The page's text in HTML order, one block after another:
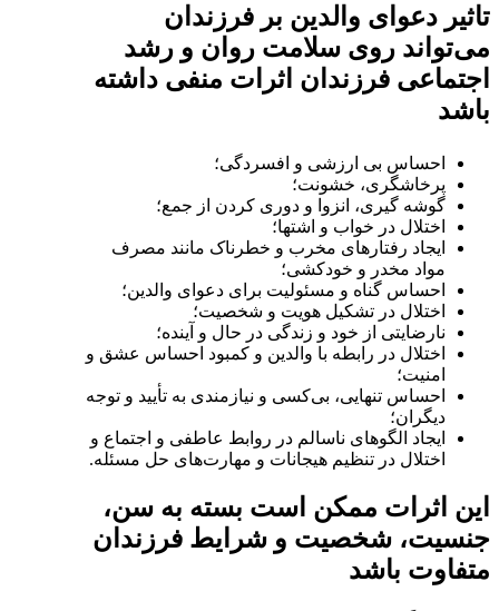
تاثیر دعوای والدین بر فرزندان
می‌تواند روی سلامت روان و رشد
اجتماعی فرزندان اثرات منفی داشته
باشد
احساس بی ارزشی و افسردگی؛
پرخاشگری، خشونت؛
گوشه گیری، انزوا و دوری کردن از جمع؛
اختلال در خواب و اشتها؛
ایجاد رفتارهای مخرب و خطرناک مانند مصرف
مواد مخدر و خودکشی؛
احساس گناه و مسئولیت برای دعوای والدین؛
اختلال در تشکیل هویت و شخصیت؛
نارضایتی از خود و زندگی در حال و آینده؛
اختلال در رابطه با والدین و کمبود احساس عشق و
امنیت؛
احساس تنهایی، بی‌کسی و نیازمندی به تأیید و توجه
دیگران؛
ایجاد الگوهای ناسالم در روابط عاطفی و اجتماع و
اختلال در تنظیم هیجانات و مهارت‌های حل مسئله.
این اثرات ممکن است بسته به سن،
جنسیت، شخصیت و شرایط فرزندان
متفاوت باشد